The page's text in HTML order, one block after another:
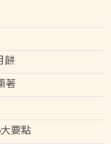
餅
著
要點